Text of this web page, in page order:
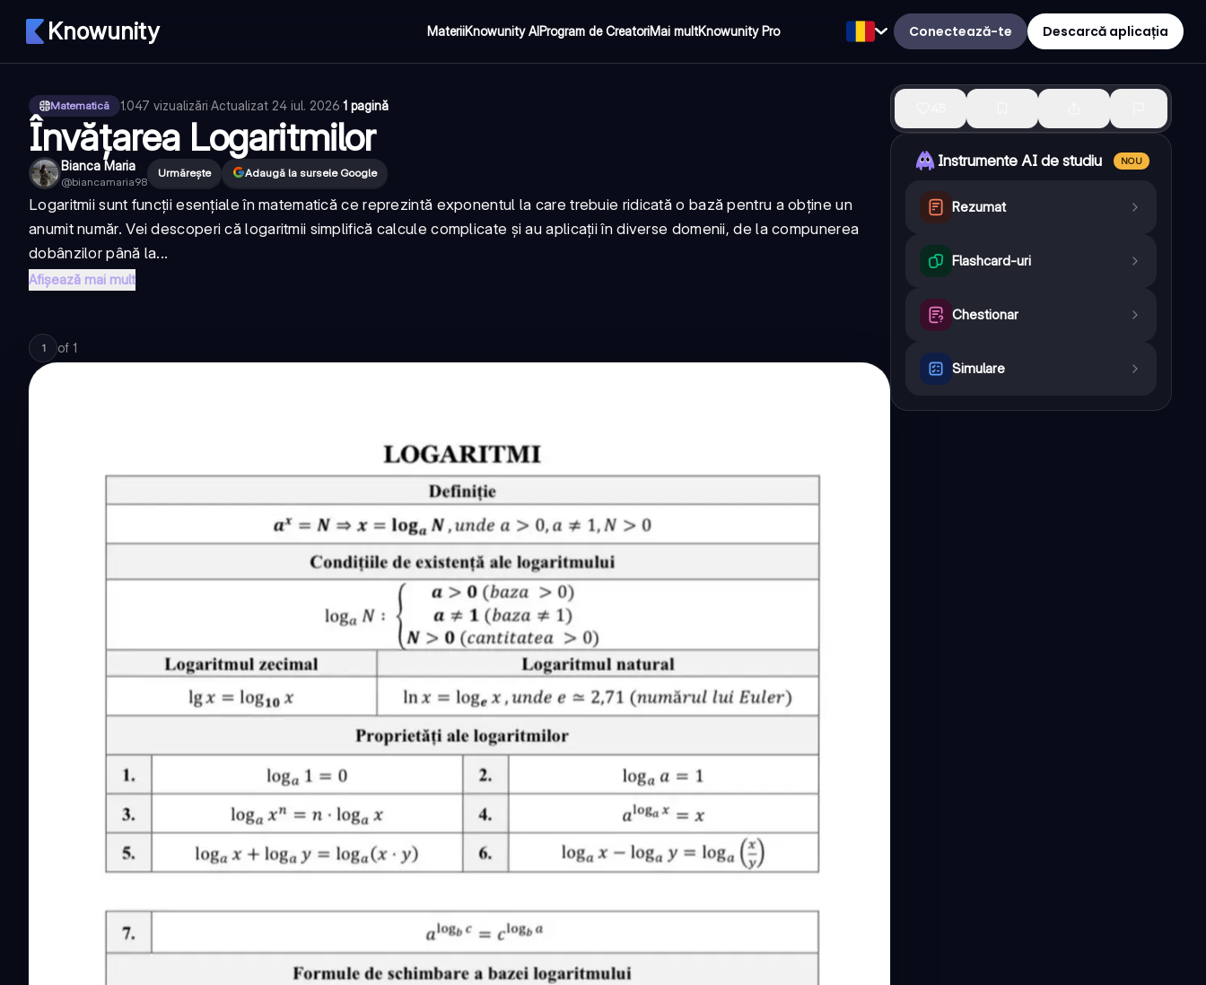
Knowunity MateriiKnowunity AIProgram de CreatoriMai multKnowunity Pro Conectează-te Descarcă aplicația
Matematică 1.047 vizualizări·Actualizat 24 iul. 2026·1 pagină
Învățarea Logaritmilor
Bianca Maria
@biancamaria98
Urmărește Adaugă la sursele Google
Logaritmii sunt funcții esențiale în matematică ce reprezintă exponentul la care trebuie ridicată o bază pentru a obține un
anumit număr. Vei descoperi că logaritmii simplifică calcule complicate și au aplicații în diverse domenii, de la compunerea
dobânzilor până la...
Afișează mai mult
1 of 1
Instrumente AI de studiu NOU
Rezumat
Flashcard-uri
Chestionar
Simulare